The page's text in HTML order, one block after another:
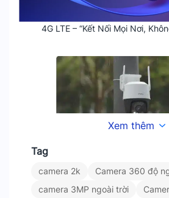
4G LTE – “Kết Nối Mọi Nơi,
Xoay 360° – Giám
Xem thêm
Tag
camera 2k
Camera 360 độ
camera 3MP ngoài trời